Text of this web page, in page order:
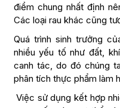
điểm chung nhất định
Các loại rau khác cũng
Quá trình sinh trưởng
nhiều yếu tố như đất,
canh tác, do đó chúng
phân tích thực phẩm làm
Việc sử dụng kết hợp